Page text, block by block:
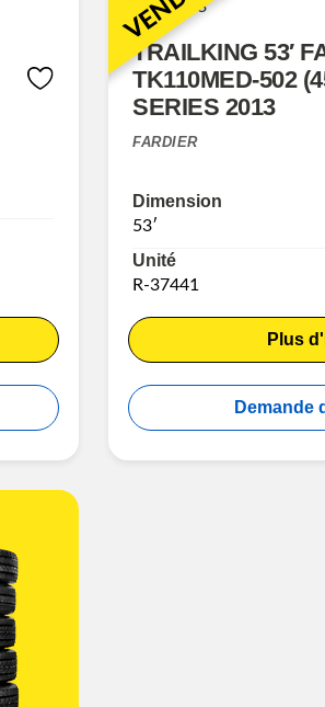
TRAILKING 53′
TK110MED-502
SERIES 2013
FARDIER
Dimension
53′
Unité
R-37441
Plus
Demande